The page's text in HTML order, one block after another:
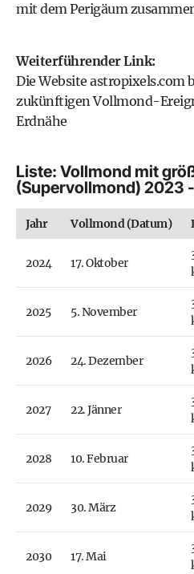
mit dem Perigäum
Weiterführender Link:
Die Website astropixels.com
zukünftigen Vollmond-
Erdnähe
Liste: Vollmond mit
(Supervollmond) 2023
Jahr Vollmond (Datum)
2024 17. Oktober
2025 5. November
2026 24. Dezember
2027 22. Jänner
2028 10. Februar
2029 30. März
2030 17. Mai